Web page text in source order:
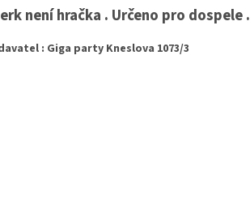
není hračka . Určeno pro dospele .
: Giga party Kneslova 1073/3